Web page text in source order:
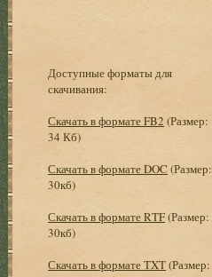
Доступные форматы для
скачивания:
Скачать в формате FB2 (Размер:
34 Кб)
Скачать в формате DOC (Размер:
30кб)
Скачать в формате RTF(Размер:
30кб)
Скачать в формате TXT(Размер: